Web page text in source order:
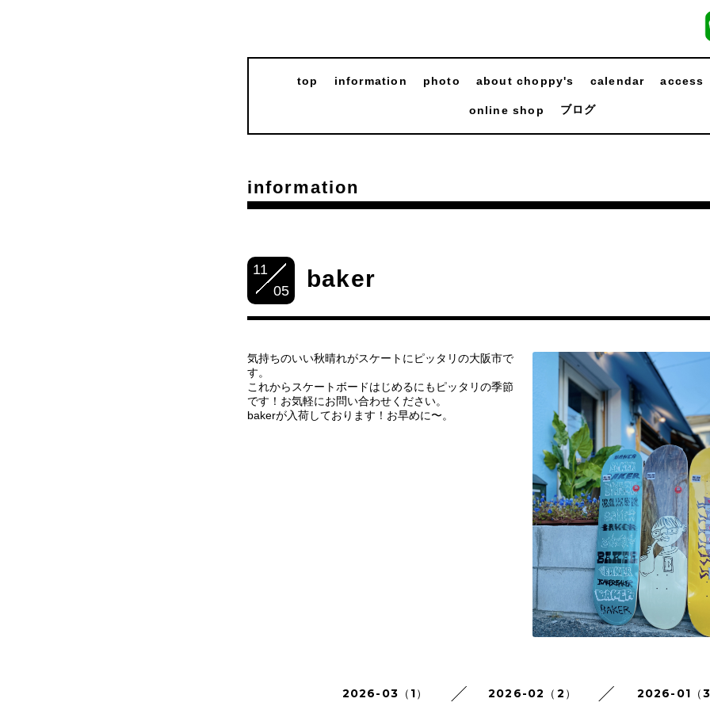
top information photo about choppy's calendar access
online shop ブログ
information
11
05
baker
気持ちのいい秋晴れがスケートにピッタリの大阪市で
す。
これからスケートボードはじめるにもピッタリの季節
です！お気軽にお問い合わせください。
bakerが入荷しております！お早めに〜。
2026-03（1） 2026-02（2） 2026-01（